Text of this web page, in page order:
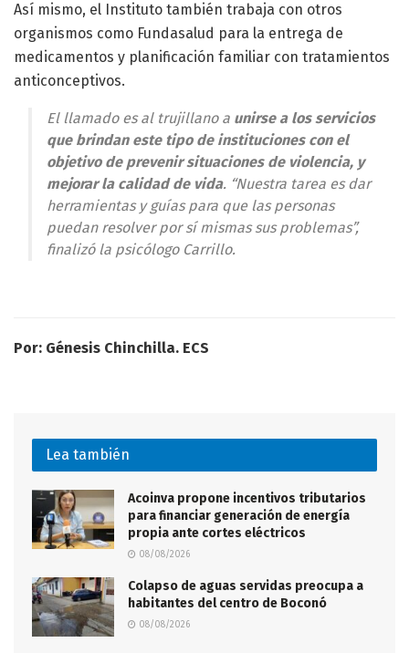
Así mismo, el Instituto también trabaja con otros
organismos como Fundasalud para la entrega de
medicamentos y planificación familiar con tratamientos
anticonceptivos.
El llamado es al trujillano a unirse a los servicios
que brindan este tipo de instituciones con el
objetivo de prevenir situaciones de violencia, y
mejorar la calidad de vida. “Nuestra tarea es dar
herramientas y guías para que las personas
puedan resolver por sí mismas sus problemas”,
finalizó la psicólogo Carrillo.
Por: Génesis Chinchilla. ECS
Lea también
Acoinva propone incentivos tributarios
para financiar generación de energía
propia ante cortes eléctricos
08/08/2026
Colapso de aguas servidas preocupa a
habitantes del centro de Boconó
08/08/2026